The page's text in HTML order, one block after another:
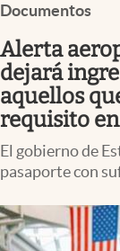
Espiritual
Streaming
PC y mobile
Lifestyle
USA
Documentos
Alerta
dejará
aquellos
requisito
El gobierno de
pasaporte con